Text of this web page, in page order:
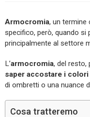
Armocromia, un termine
specifico, però, quando si
principalmente al settore
L’armocromia, del resto,
saper accostare i colori
di ombretti o una nuance
Cosa tratteremo